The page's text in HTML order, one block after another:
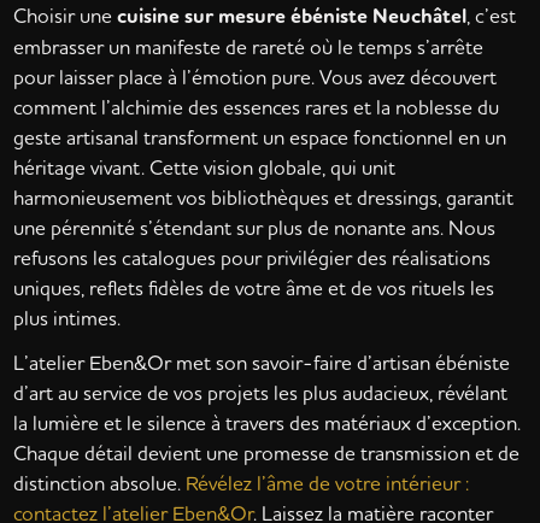
Choisir unecuisine sur mesure ébéniste Neuchâtel , c’est
embrasser un manifeste de rareté où le temps s’arrête
pour laisser place à l’émotion pure. Vous avez découvert
comment l’alchimie des essences rares et la noblesse du
geste artisanal transforment un espace fonctionnel en un
héritage vivant. Cette vision globale, qui unit
harmonieusement vos bibliothèques et dressings, garantit
une pérennité s’étendant sur plus de nonante ans. Nous
refusons les catalogues pour privilégier des réalisations
uniques, reflets fidèles de votre âme et de vos rituels les
plus intimes.
L’atelier Eben&Or met son savoir-faire d’artisan ébéniste
d’art au service de vos projets les plus audacieux, révélant
la lumière et le silence à travers des matériaux d’exception.
Chaque détail devient une promesse de transmission et de
distinction absolue. Révélez l’âme de votre intérieur :
contactez l’atelier Eben&Or. Laissez la matière raconter